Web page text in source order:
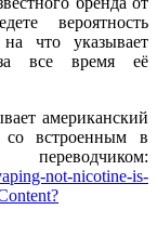
вероятность
что указывает
все время её
американский
со встроенным в
not-nicotine-is-